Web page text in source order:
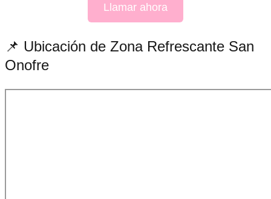
Llamar ahora
📌 Ubicación de Zona Refrescante San
Onofre